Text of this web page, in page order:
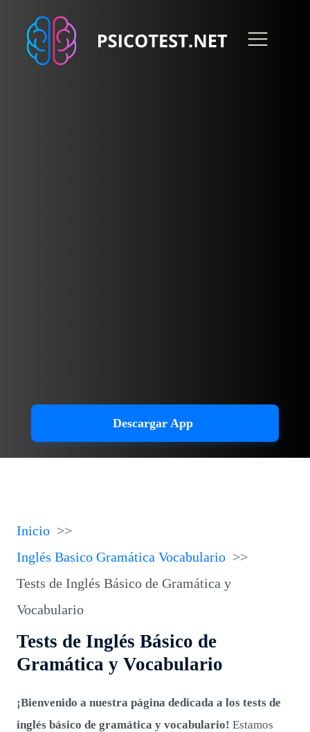
Descargar App
Inicio
Inglés Basico Gramática Vocabulario
Tests de Inglés Básico de Gramática y
Vocabulario
Tests de Inglés Básico de
Gramática y Vocabulario
¡Bienvenido a nuestra página dedicada a los tests de
inglés básico de gramática y vocabulario! Estamos